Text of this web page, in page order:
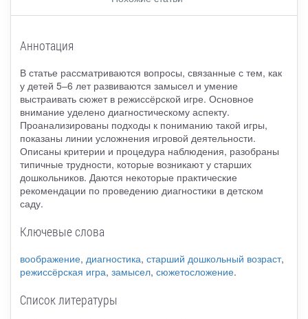
Аннотация
В статье рассматриваются вопросы, связанные с тем, как
у детей 5–6 лет развиваются замысел и умение
выстраивать сюжет в режиссёрской игре. Основное
внимание уделено диагностическому аспекту.
Проанализированы подходы к пониманию такой игры,
показаны линии усложнения игровой деятельности.
Описаны критерии и процедура наблюдения, разобраны
типичные трудности, которые возникают у старших
дошкольников. Даются некоторые практические
рекомендации по проведению диагностики в детском
саду.
Ключевые слова
воображение, диагностика, старший дошкольный возраст,
режиссёрская игра, замысел, сюжетосложение.
Список литературы